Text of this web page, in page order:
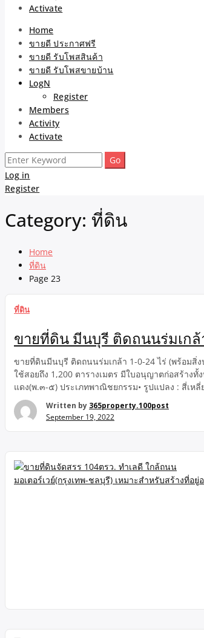
Activate
Home
ขายดี ประกาศฟรี
ขายดี รับโพสสินค้า
ขายดี รับโพสขายบ้าน
LogN
Register
Members
Activity
Activate
Search
for:
Log in
Register
Category: ที่ดิน
Home
ที่ดิน
Page 23
ที่ดิน
ขายที่ดิน มีนบุรี ติดถนนร่มเกล้
ขายที่ดินมีนบุรี ติดถนนร่มเกล้า 1-0-24 ไร่ (พร้อมสิ่
ใช้สอยถึง 1,200 ตารางเมตร มีใบอนุญาตก่อสร้างทั้
แดง(พ.๓-๕) ประเภทพาณิชยกรรม• รูปแปลง : สี่เห
เดี่ยวหลังใหญ่ (พร้อมใบอนุญาตก่อสร้าง)– […]
Written by 365property.100post
September 19, 2022